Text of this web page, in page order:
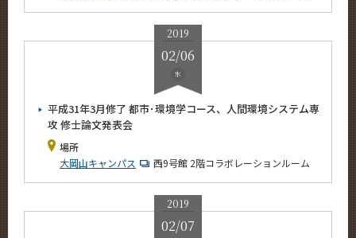
2019
02/06
水
平成31年3月修了 都市･環境学コース、人間環境システム専
攻 修士論文発表会
場所
大岡山キャンパス
西9号館 2階コラボレーションルーム
2019
02/07
2019年
2018年
サイト構成
系詳細情報